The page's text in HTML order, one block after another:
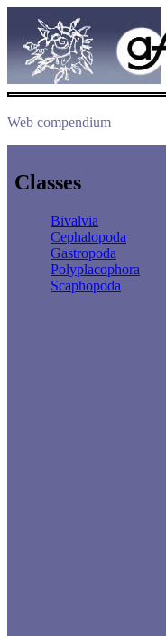
Web compendium
Classes
Bivalvia
Cephalopoda
Gastropoda
Polyplacophora
Scaphopoda